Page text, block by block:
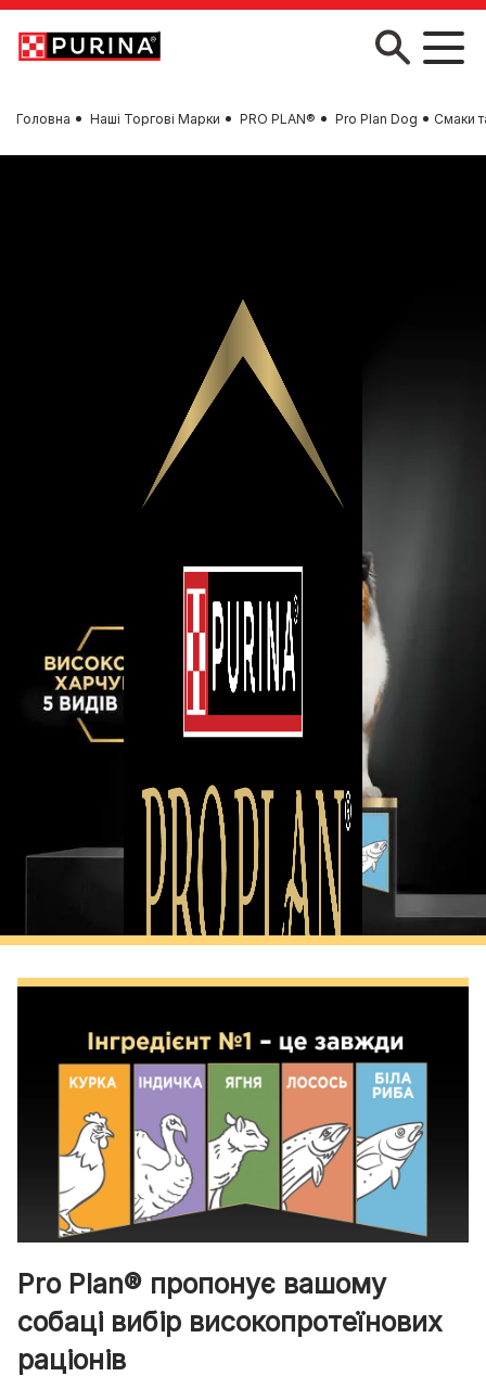
Skip to main content
Головна Наші Торгові Марки PRO PLAN® Pro Plan Dog Смаки
Пориньте у
різноманітність
Pro Plan® пропонує вашому
собаці вибір високопротеїнових
раціонів